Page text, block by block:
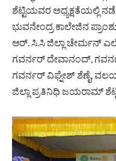
ಶೆಟ್ಟಿಯವರ ಅಧ್ಯಕ್ಷತೆಯಲ್ಲಿ
ಭುವನೇಂದ್ರ ಕಾಲೇಜಿನ
ಆರ್. ಸಿ.ಸಿ ಜಿಲ್ಲಾ ಚೇರ್ಮನ್
ಗವರ್ನರ್ ದೇವಾನಂದ್,
ಗವರ್ನರ್ ವಿಘ್ನೇಶ್ ಶೆಣೈ,
ಜಿಲ್ಲಾ ಪ್ರತಿನಿಧಿ ಜಯರಾಮ್